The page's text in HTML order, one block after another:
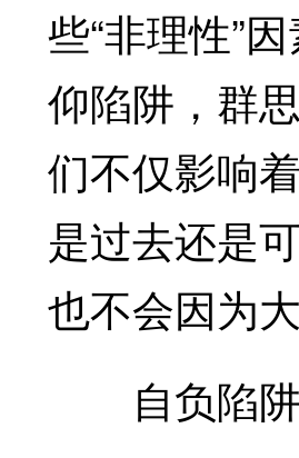
些“非理性”
仰陷阱，群
们不仅影响
是过去还是
也不会因为
自负陷阱